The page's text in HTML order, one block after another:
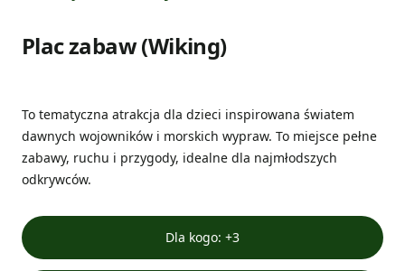
Plac zabaw (Wiking)
To tematyczna atrakcja dla dzieci inspirowana światem
dawnych wojowników i morskich wypraw. To miejsce pełne
zabawy, ruchu i przygody, idealne dla najmłodszych
odkrywców.
Dla kogo: +3